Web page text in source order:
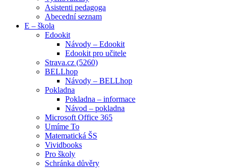
Asistenti pedagoga
Abecední seznam
E – škola
Edookit
Návody – Edookit
Edookit pro učitele
Strava.cz (5260)
BELLhop
Návody – BELLhop
Pokladna
Pokladna – informace
Návod – pokladna
Microsoft Office 365
Umíme To
Matematická ŠS
Vividbooks
Pro školy
Schránka důvěry